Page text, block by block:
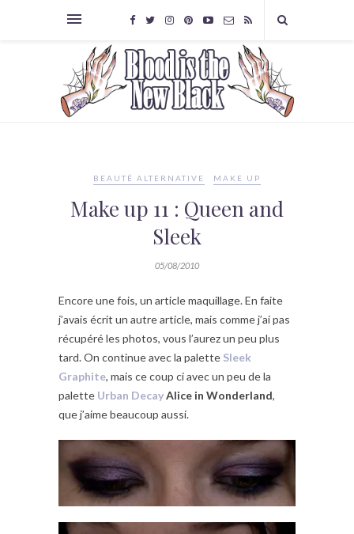
BEAUTÉ ALTERNATIVE MAKE UP
Make up 11 : Queen and
Sleek
05/08/2010
Encore une fois, un article maquillage. En faite
j’avais écrit un autre article, mais comme j’ai pas
récupéré les photos, vous l’aurez un peu plus
tard. On continue avec la palette Sleek
Graphite, mais ce coup ci avec un peu de la
palette Urban DecayAlice in Wonderland,
que j’aime beaucoup aussi.